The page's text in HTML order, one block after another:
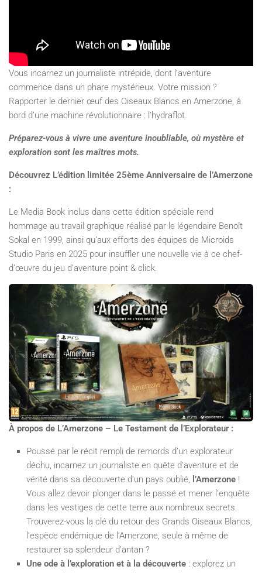
Vous incarnez un journaliste intrépide, dont l’aventure
commence dans un phare mystérieux. Votre mission ?
Rapporter le dernier œuf des Oiseaux Blancs en Amerzone, à
bord d’une machine révolutionnaire : l’hydraflot.
Préparez-vous à vivre une aventure inoubliable, où mystère et
exploration sont les maîtres mots.
Découvrez L’édition limitée 25ème Anniversaire de l’Amerzone
:
Le Media Book inclus dans cette édition spéciale rend
hommage au travail graphique réalisé par le légendaire Benoît
Sokal en 1999, ainsi qu’aux efforts des équipes de Microids
Studio Paris en 2025 pour insuffler une nouvelle vie à ce chef-
d’œuvre du jeu d’aventure point & click.
À propos de L’Amerzone – Le Testament de l’Explorateur :
Poussé par le récit rempli de remords d’un explorateur
déchu, incarnez un journaliste en quête d’aventure et de
vérité dans sa découverte d’un pays oublié, l’Amerzone !
Vous allez devoir plonger dans le passé et mener l’enquête
dans les vestiges de cette terre aux nombreux secrets.
Trouverez-vous la clé du retour des Grands Oiseaux Blancs,
l’espèce endémique de l’Amerzone, seule à même de
restaurer sa splendeur d’antan ?
Une ode à l’exploration et à la découverte : explorez un